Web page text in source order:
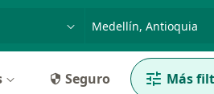
p. ej. Bogotá
Seguro Más